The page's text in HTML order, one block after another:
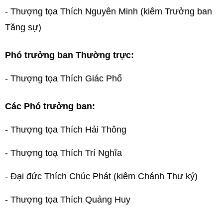
- Thượng tọa Thích Nguyên Minh (kiêm Trưởng ban
Tăng sự)
Phó trưởng ban Thường trực:
- Thượng tọa Thích Giác Phổ
Các Phó trưởng ban:
- Thượng tọa Thích Hải Thông
- Thượng toạ Thích Trí Nghĩa
- Đại đức Thích Chúc Phát (kiêm Chánh Thư ký)
- Thượng tọa Thích Quảng Huy